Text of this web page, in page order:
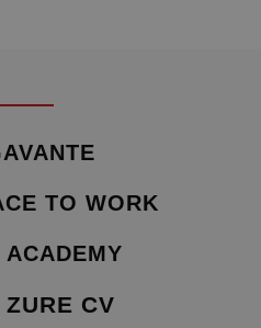
TO WORK
ACADEMY
CV